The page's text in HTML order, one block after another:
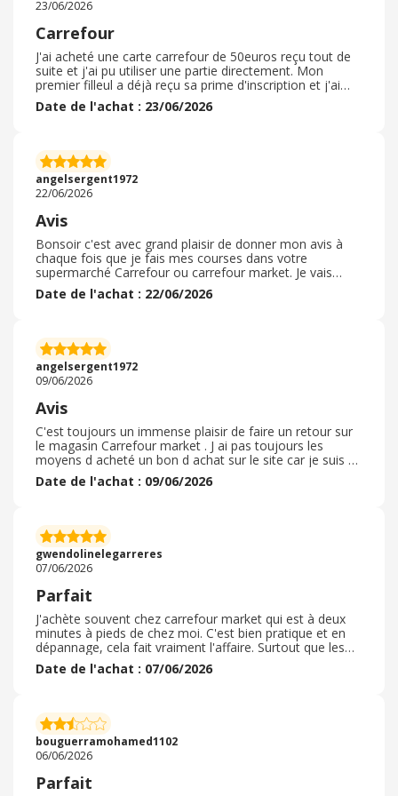
23/06/2026
Carrefour
J'ai acheté une carte carrefour de 50euros reçu tout de
suite et j'ai pu utiliser une partie directement. Mon
premier filleul a déjà reçu sa prime d'inscription et j'ai
déjà reçu la prime de parrainage, il suit le mouvement et
adore le concept. Je compte parrainer d'autres
j'aurais retoucher sur mes achats aussi rapidement je
serai directement passer par ebuy bien avant. Surtout
n'hésitez pas.
Date de l'achat : 23/06/2026
angelsergent1972
22/06/2026
Avis
Bonsoir c'est avec grand plaisir de donner mon avis à
chaque fois que je fais mes courses dans votre
supermarché Carrefour ou carrefour market. Je vais
dans les deux Le petit bien pratique quand j ai peur de
course a faire et l autre quand je prends un caddie.
produits surtout les fruits et légumes qui font que l on
augmente notre cagnotte assez rapidement en tout cas
pour ma part. Je suis satisfaite
Date de l'achat : 22/06/2026
angelsergent1972
09/06/2026
Avis
C'est toujours un immense plaisir de faire un retour sur
le magasin Carrefour market . J ai pas toujours les
moyens d acheté un bon d achat sur le site car je suis en
longue maladie mais je fais régulièrement mes petites
courses dans lequel je suis satisfaite au niveau des fruits
bombe de cif avec recharge il y a avait une remise
immédiate en caisse et c'est un produit que j aime
beaucoup
Date de l'achat : 09/06/2026
gwendolinelegarreres
07/06/2026
Parfait
J'achète souvent chez carrefour market qui est à deux
minutes à pieds de chez moi. C'est bien pratique et en
dépannage, cela fait vraiment l'affaire. Surtout que les
produits sont bons et qu'ils font aussi des tarifs pour les
dates dépassées. Le personnel est agréable et le
le temps, il faut bien regarder et y aller souvent. Je
recommande cette enseigne sérieuse. Vous n'y serai pas
déçu.
Date de l'achat : 07/06/2026
bouguerramohamed1102
06/06/2026
Parfait